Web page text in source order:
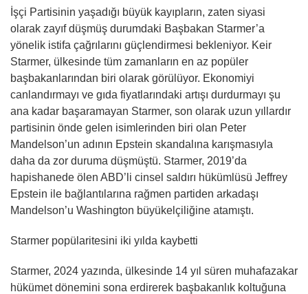
İşçi Partisinin yaşadığı büyük kayıpların, zaten siyasi
olarak zayıf düşmüş durumdaki Başbakan Starmer’a
yönelik istifa çağrılarını güçlendirmesi bekleniyor. Keir
Starmer, ülkesinde tüm zamanların en az popüler
başbakanlarından biri olarak görülüyor. Ekonomiyi
canlandırmayı ve gıda fiyatlarındaki artışı durdurmayı şu
ana kadar başaramayan Starmer, son olarak uzun yıllardır
partisinin önde gelen isimlerinden biri olan Peter
Mandelson’un adının Epstein skandalına karışmasıyla
daha da zor duruma düşmüştü. Starmer, 2019’da
hapishanede ölen ABD’li cinsel saldırı hükümlüsü Jeffrey
Epstein ile bağlantılarına rağmen partiden arkadaşı
Mandelson’u Washington büyükelçiliğine atamıştı.
Starmer popülaritesini iki yılda kaybetti
Starmer, 2024 yazında, ülkesinde 14 yıl süren muhafazakar
hükümet dönemini sona erdirerek başbakanlık koltuğuna